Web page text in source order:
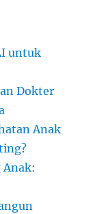
untuk
Dokter
Anak
Anak: